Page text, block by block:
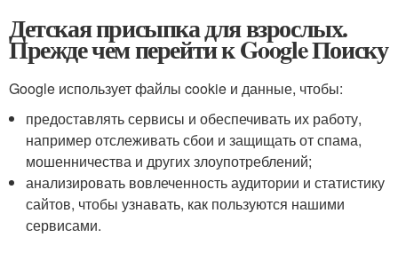
Детская присыпка для взрослых.
Прежде чем перейти к Google Поиску
Google использует файлы cookie и данные, чтобы:
предоставлять сервисы и обеспечивать их работу,
например отслеживать сбои и защищать от спама,
мошенничества и других злоупотреблений;
анализировать вовлеченность аудитории и статистику
сайтов, чтобы узнавать, как пользуются нашими
сервисами.